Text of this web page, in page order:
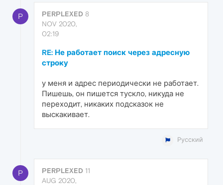
P PERPLEXED 8
NOV 2020,
02:19
RE: Не работает поиск через адресную
строку
у меня и адрес периодически не работает.
Пишешь, он пишется тускло, никуда не
переходит, никаких подсказок не
выскакивает.
Русский
P PERPLEXED 11
AUG 2020,